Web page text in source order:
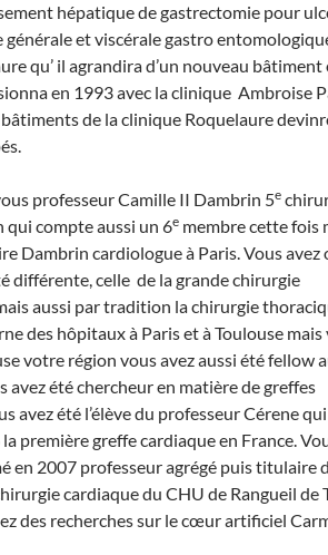
hépatique de gastrectomie pour
générale et viscérale gastro
qu’ il agrandira d’un nouveau bâtiment
en 1993 avec la clinique Ambroise
bâtiments de la clinique Roquelaure
professeur Camille II Dambrin 5e
qui compte aussi un 6e membre cette fois
Dambrin cardiologue à Paris. Vous avez
différente, celle de la grande chirurgie
aussi par tradition la chirurgie
des hôpitaux à Paris et à Toulouse mais
votre région vous avez aussi été fellow
avez été chercheur en matière de greffes
avez été l’élève du professeur Cérene
première greffe cardiaque en France.
en 2007 professeur agrégé puis titulaire
cardiaque du CHU de Rangueil de
des recherches sur le cœur artificiel